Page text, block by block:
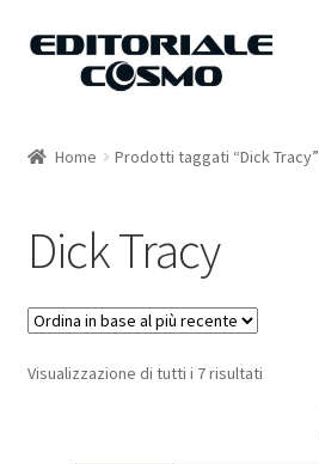
Vai
Vai
Carrello
Il mio account
Home Prodotti taggati “Dick Tracy”
Dick Tracy
Visualizzazione di tutti i 7 risultati